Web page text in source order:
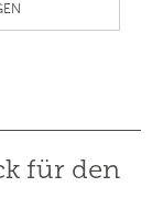
für den